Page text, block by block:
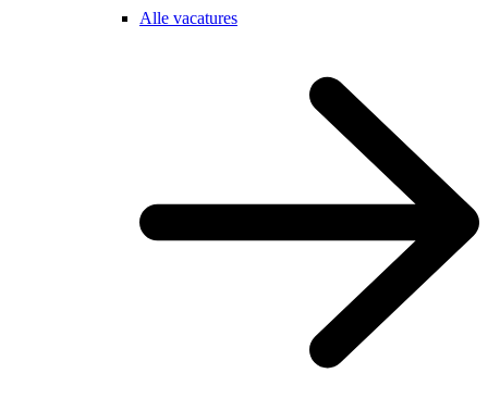
Alle vacatures